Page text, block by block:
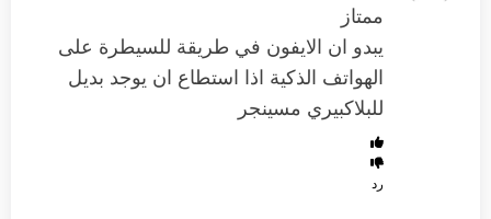
ممتاز
يبدو ان الايفون في طريقة للسيطرة على
الهواتف الذكية اذا استطاع ان يوجد بديل
للبلاكبيري مسينجر
رد